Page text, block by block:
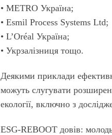
• METRO Україна;
• Esmil Process Systems Ltd;
• L’Oréal Україна;
• Укрзалізниця тощо.
Деякими приклади
можуть слугувати
екології, включно з
ESG-REBOOT довів: